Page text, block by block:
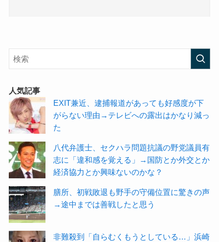
人気記事
EXIT兼近、逮捕報道があっても好感度が下
がらない理由→テレビへの露出はかなり減っ
た
八代弁護士、セクハラ問題抗議の野党議員有
志に「違和感を覚える」→国防とか外交とか
経済協力とか興味ないのかな？
膳所、初戦敗退も野手の守備位置に驚きの声
→途中までは善戦したと思う
非難殺到「自らむくもうとしている…」浜崎